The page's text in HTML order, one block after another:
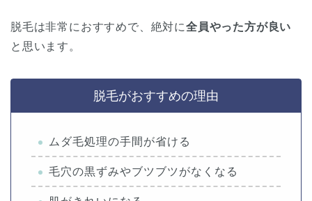
脱毛は非常におすすめで、絶対に全員やった方が良い
と思います。
脱毛がおすすめの理由
ムダ毛処理の手間が省ける
毛穴の黒ずみやブツブツがなくなる